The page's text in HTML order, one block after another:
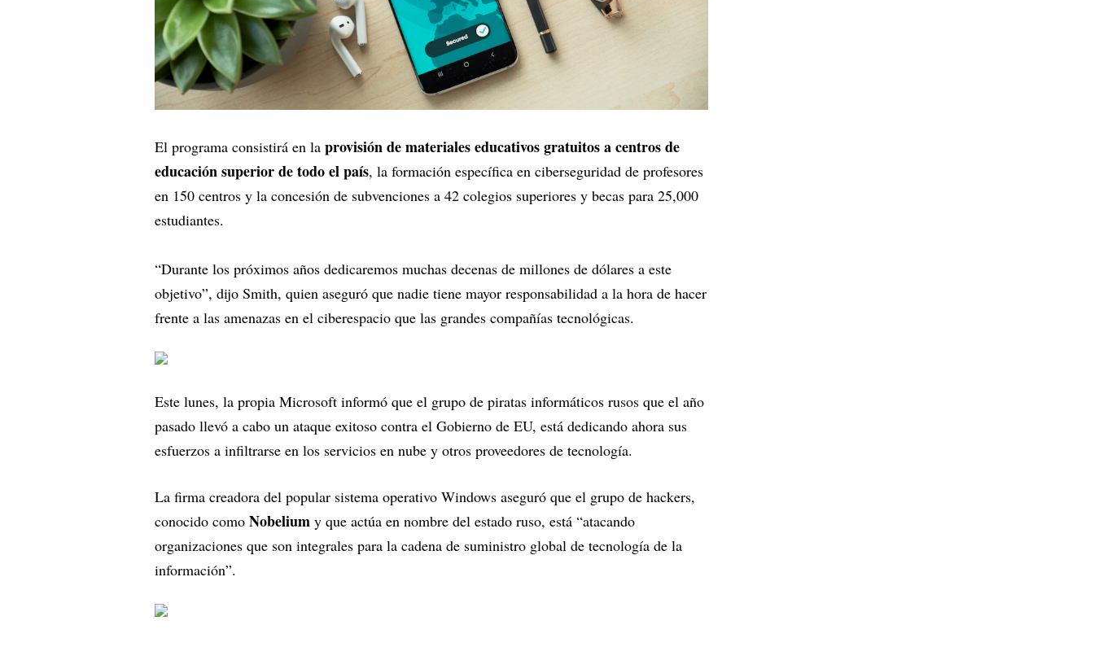
El programa consistirá en la provisión de materiales educativos gratuitos a centros de
educación superior de todo el país, la formación específica en ciberseguridad de profesores
en 150 centros y la concesión de subvenciones a 42 colegios superiores y becas para 25,000
estudiantes.
“Durante los próximos años dedicaremos muchas decenas de millones de dólares a este
objetivo”, dijo Smith, quien aseguró que nadie tiene mayor responsabilidad a la hora de hacer
frente a las amenazas en el ciberespacio que las grandes compañías tecnológicas.
Este lunes, la propia Microsoft informó que el grupo de piratas informáticos rusos que el año
pasado llevó a cabo un ataque exitoso contra el Gobierno de EU, está dedicando ahora sus
esfuerzos a infiltrarse en los servicios en nube y otros proveedores de tecnología.
La firma creadora del popular sistema operativo Windows aseguró que el grupo de hackers,
conocido como Nobelium y que actúa en nombre del estado ruso, está “atacando
organizaciones que son integrales para la cadena de suministro global de tecnología de la
información”.